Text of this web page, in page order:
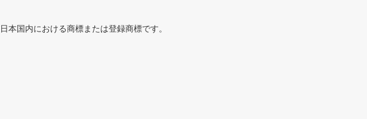
本国内における商標または登録商標です。